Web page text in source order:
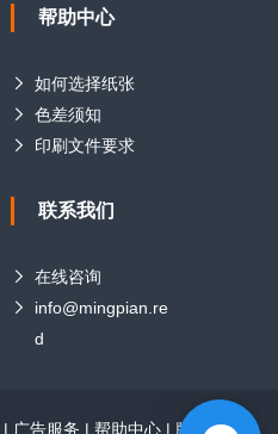
帮助中心
如何选择纸张
色差须知
印刷文件要求
联系我们
在线咨询
info@mingpian.re
d
| 广告服务 | 帮助中心 | 版权声明